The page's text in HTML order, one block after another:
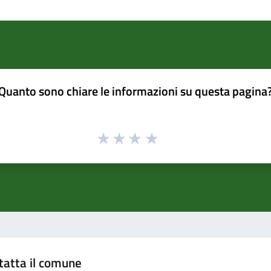
sono chiare le informazioni su questa
il comune